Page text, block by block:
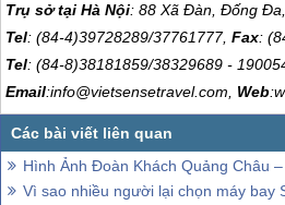
Trụ sở tại Hà Nội: 88 Xã Đàn, Đống
Tel: (84-4)39728289/37761777, Fax:
Tel: (84-8)38181859/38329689 -
Email:info@vietsensetravel.com, Web
Hình Ảnh Đoàn Khách Quảng Châu –
Vì sao nhiều người lại chọn máy bay Shenzhen Airlines, làm phương tiện để đi